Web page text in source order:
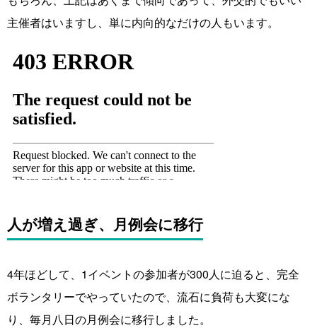
主催者はいますし、単に内向的なだけの人もいます。
人が増え過ぎ、月例会に移行
4年ほどして、1イベントの参加者が300人に迫ると、完全
ボランタリーでやっていたので、流石に負荷も大変にな
り、毎月八日の月例会に移行しました。